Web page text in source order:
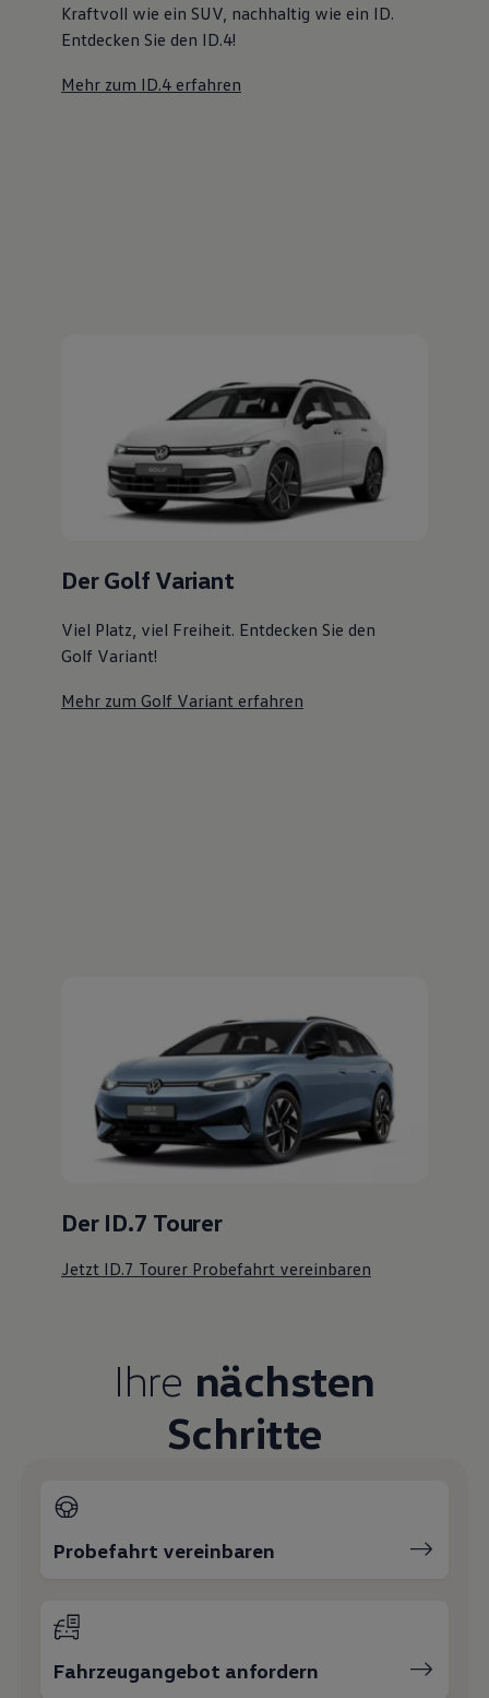
Dienste für Ihr Modell finden
Volkswagen Apps, Login und Shop
Handy und Fahrzeug verbinden
Über Ihr Auto
Volkswagen Kundenbetreuung
Mehr zum Golf Variant erfahren
Probefahrt vereinbaren
Ihre Ansprechpartner